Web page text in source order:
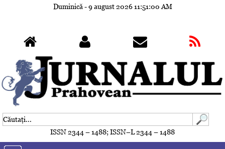
Duminică - 9 august 202611:51:03 AM
ISSN 2344 – 1488; ISSN–L 2344 – 1488